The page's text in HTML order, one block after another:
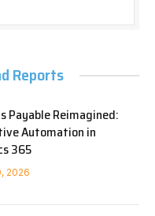
Reports
Payable Reimagined:
Automation in
365
2026